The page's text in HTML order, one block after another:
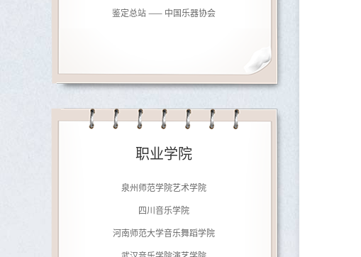
鉴定总站 —— 中国乐器协会
职业学院
济南大学音乐学院
广东文艺职业学院
泉州师范学院艺术学院
四川音乐学院
河南师范大学音乐舞蹈学院
武汉音乐学院演艺学院